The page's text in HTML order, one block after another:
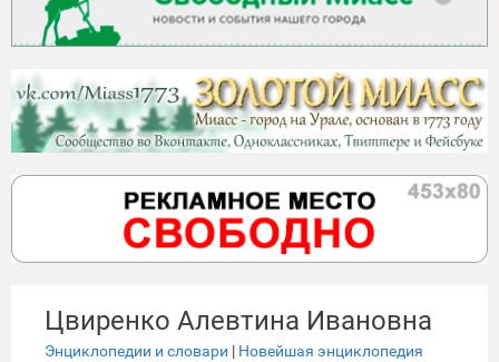
Цвиренко Алевтина Ивановна
Энциклопедии и словари | Новейшая энциклопедия